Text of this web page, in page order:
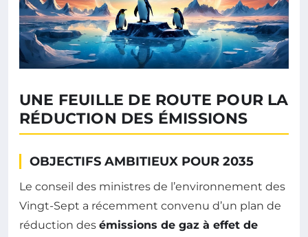
UNE FEUILLE DE ROUTE POUR LA
RÉDUCTION DES ÉMISSIONS
OBJECTIFS AMBITIEUX POUR 2035
Le conseil des ministres de l’environnement des
Vingt-Sept a récemment convenu d’un plan de
réduction des émissions de gaz à effet de